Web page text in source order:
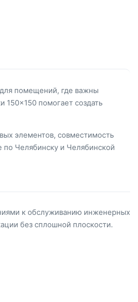
помещений, где важны
150×150 помогает создать
элементов, совместимость
по Челябинску и Челябинской
к обслуживанию инженерных
без сплошной плоскости.